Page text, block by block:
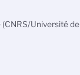
(CNRS/Université de